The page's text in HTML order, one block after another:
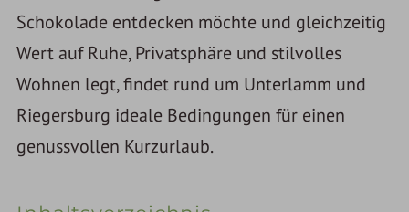
Schokolade entdecken möchte und gleichzeitig
Wert auf Ruhe, Privatsphäre und stilvolles
Wohnen legt, findet rund um Unterlamm und
Riegersburg ideale Bedingungen für einen
genussvollen Kurzurlaub.